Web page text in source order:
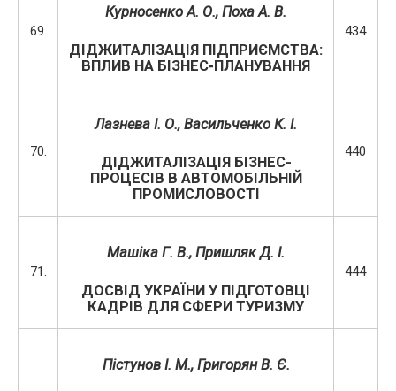
69.
Курносенко А. О., Поха А. В.
ДІДЖИТАЛІЗАЦІЯ ПІДПРИЄМСТВА:
ВПЛИВ НА БІЗНЕС‑ПЛАНУВАННЯ
434
70.
Лазнева І. О., Васильченко К. І.
ДІДЖИТАЛІЗАЦІЯ БІЗНЕС-
ПРОЦЕСІВ В АВТОМОБІЛЬНІЙ
ПРОМИСЛОВОСТІ
440
71.
Машіка Г. В., Пришляк Д. І.
ДОСВІД УКРАЇНИ У ПІДГОТОВЦІ
КАДРІВ ДЛЯ СФЕРИ ТУРИЗМУ
444
Пістунов І. М., Григорян В. Є.